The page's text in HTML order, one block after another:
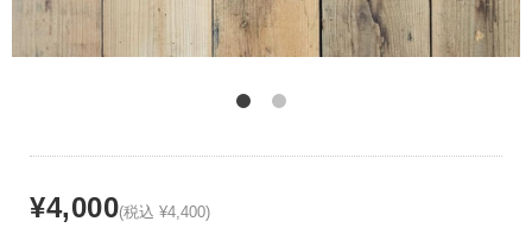
¥4,000(税込 ¥4,400)